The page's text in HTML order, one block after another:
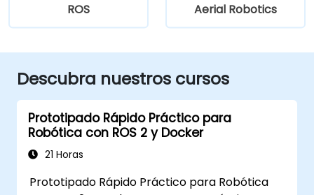
ROS Aerial Robotics
Descubra nuestros cursos
Prototipado Rápido Práctico para
Robótica con ROS 2 y Docker
21 Horas
Prototipado Rápido Práctico para Robótica